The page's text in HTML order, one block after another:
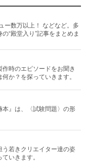
ー数万以上！ などなど。多
“殿堂入り”記事をまとめま
時のエピソードをお聞き
か？を探っていきます。
本』は、〈試験問題〉の形
う若きクリエイター達の姿
いきます。